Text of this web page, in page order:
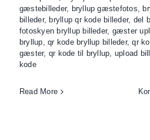
gæstebilleder, bryllup gæstefotos,
billeder, bryllup qr kode billeder, del
fotoskyen bryllup billeder, gæster
bryllup,qr kode bryllup billeder,qr
gæster, qr kode til bryllup, upload
kode
Read More